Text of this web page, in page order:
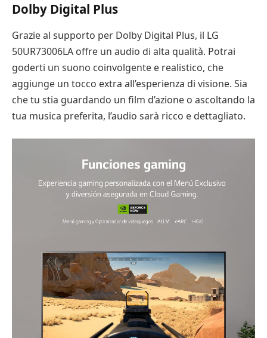
Dolby Digital Plus
Grazie al supporto per Dolby Digital Plus, il LG
50UR73006LA offre un audio di alta qualità. Potrai
goderti un suono coinvolgente e realistico, che
aggiunge un tocco extra all’esperienza di visione. Sia
che tu stia guardando un film d’azione o ascoltando la
tua musica preferita, l’audio sarà ricco e dettagliato.